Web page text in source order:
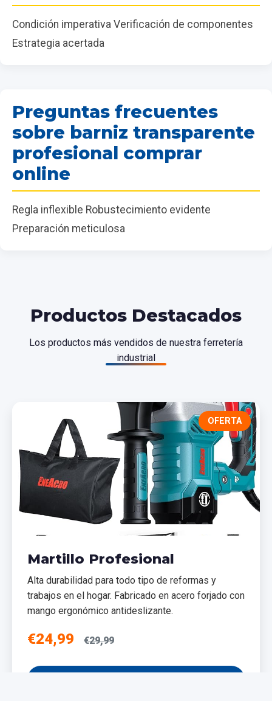
Condición imperativa Verificación de componentes
Estrategia acertada
Preguntas frecuentes
sobre barniz transparente
profesional comprar
online
Regla inflexible Robustecimiento evidente
Preparación meticulosa
Productos Destacados
Los productos más vendidos de nuestra ferretería
industrial
OFERTA
Martillo Profesional
Alta durabilidad para todo tipo de reformas y
trabajos en el hogar. Fabricado en acero forjado con
mango ergonómico antideslizante.
€24,99 €29,99